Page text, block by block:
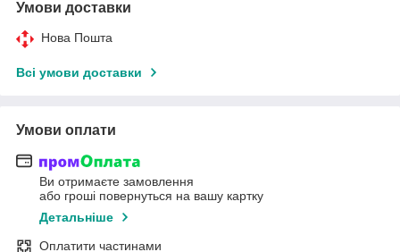
Умови доставки
Нова Пошта
Всі умови доставки
Умови оплати
Ви отримаєте замовлення
або гроші повернуться на вашу картку
Детальніше
Оплатити частинами